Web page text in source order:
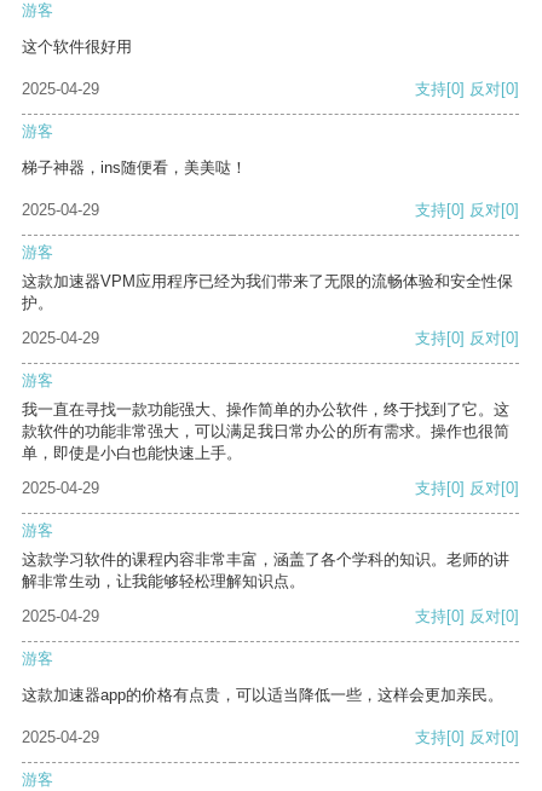
游客
这个软件很好用
2025-04-29 支持[0] 反对[0]
游客
梯子神器，ins随便看，美美哒！
2025-04-29 支持[0] 反对[0]
游客
这款加速器VPM应用程序已经为我们带来了无限的流畅体验和安全性保
护。
2025-04-29
支持[0] 反对[0]
游客
我一直在寻找一款功能强大、操作简单的办公软件，终于找到了它。这
款软件的功能非常强大，可以满足我日常办公的所有需求。操作也很简
单，即使是小白也能快速上手。
2025-04-29
支持[0] 反对[0]
游客
这款学习软件的课程内容非常丰富，涵盖了各个学科的知识。老师的讲
解非常生动，让我能够轻松理解知识点。
2025-04-29
支持[0] 反对[0]
游客
这款加速器app的价格有点贵，可以适当降低一些，这样会更加亲民。
2025-04-29 支持[0] 反对[0]
游客